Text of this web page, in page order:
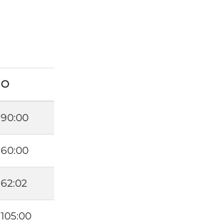
О
90:00
60:00
62:02
105:00